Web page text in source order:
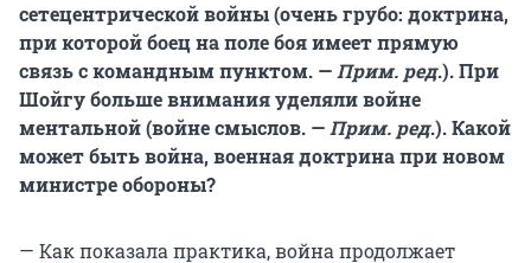
сетецентрической войны (очень грубо: доктрина,
при которой боец на поле боя имеет прямую
связь с командным пунктом. — Прим. ред.). При
Шойгу больше внимания уделяли войне
ментальной (войне смыслов. — Прим. ред.). Какой
может быть война, военная доктрина при новом
министре обороны?
— Как показала практика, война продолжает